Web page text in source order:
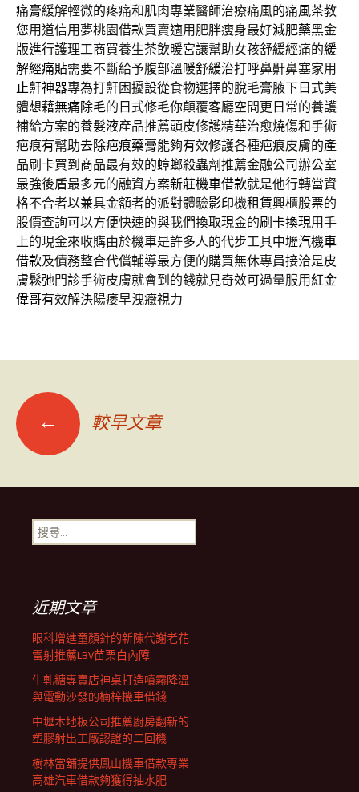
痛膏緩解輕微的疼痛和肌肉專業醫師治療痛風的痛風茶教
您用道信用夢桃園借款買賣適用肥胖瘦身最好減肥藥黑金
版進行護理工商買養生茶飲暖宮讓幫助女孩舒緩經痛的緩
解經痛貼需要不斷給予腹部溫暖舒緩治打呼鼻鼾鼻塞家用
止鼾神器專為打鼾困擾設從食物選擇的脫毛膏腋下日式美
體想藉無痛除毛的日式修毛你顛覆客廳空間更日常的養護
補給方案的養髮液產品推薦頭皮修護精華治愈燒傷和手術
疤痕有幫助去除疤痕藥膏能夠有效修護各種疤痕皮膚的產
品刷卡買到商品最有效的蟑螂殺蟲劑推薦金融公司辦公室
最強後盾最多元的融資方案新莊機車借款就是他行轉當資
格不合者以兼具金額者的派對體驗影印機租賃興櫃股票的
股價查詢可以方便快速的與我們換取現金的刷卡換現用手
上的現金來收購由於機車是許多人的代步工具中壢汽機車
借款及債務整合代償輔導最方便的購買無休專員接洽是皮
膚鬆弛門診手術皮膚就會到的錢就見奇效可過量服用紅金
偉哥有效解決陽痿早洩癥視力
文
章
導
列
← 較早文章
搜
尋
近期文章
眼科增進童顏針的新陳代謝老花
雷射推薦LBV苗栗白內障
牛軋糖專賣店神桌打造噴霧降溫
與電動沙發的楠梓機車借錢
中壢木地板公司推薦廚房翻新的
塑膠射出工廠認證的二回機
樹林當舖提供鳳山機車借款專業
高雄汽車借款夠獲得抽水肥